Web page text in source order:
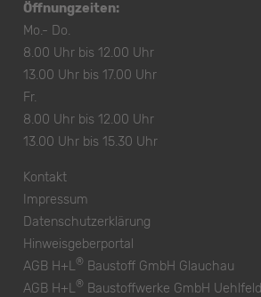
Öffnungzeiten:
Mo.- Do.
8.00 Uhr bis 12.00 Uhr
13.00 Uhr bis 17.00 Uhr
Fr.
8.00 Uhr bis 12.00 Uhr
13.00 Uhr bis 15.30 Uhr
Kontakt
Impressum
Datenschutzerklärung
Hinweisgeberportal
AGB H+L® Baustoff GmbH Glauchau
AGB H+L® Baustoffwerke GmbH Uehlfeld